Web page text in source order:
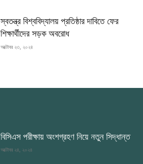
স্বতন্ত্র বিশ্ববিদ্যালয় প্রতিষ্ঠার দাবিতে ফের
শিক্ষার্থীদের সড়ক অবরোধ
অক্টোবর ২৩, ২০২৪
বিসিএস পরীক্ষায় অংশগ্রহণ নিয়ে নতুন সিদ্ধান্ত
অক্টোবর ২৪, ২০২৪